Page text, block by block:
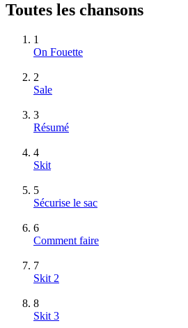
Toutes les chansons
1
On Fouette
2
Sale
3
Résumé
4
Skit
5
Sécurise le sac
6
Comment faire
7
Skit 2
8
Skit 3